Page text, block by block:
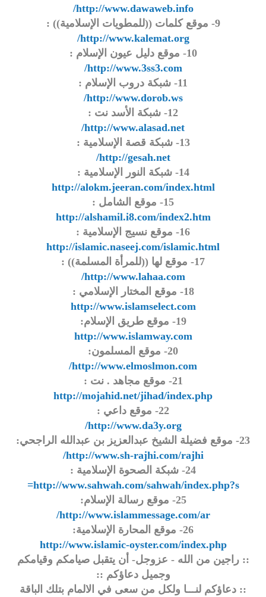
http://www.dawaweb.info/
9- موقع كلمات ((للمطويات الإسلامية)) :
http://www.kalemat.org/
10- موقع دليل عيون الإسلام :
http://www.3ss3.com/
11- شبكة دروب الإسلام :
http://www.dorob.ws/
12- شبكة الأسد نت :
http://www.alasad.net/
13- شبكة قصة الإسلامية :
http://gesah.net/
14- شبكة النور الإسلامية :
http://alokm.jeeran.com/index.html
15- موقع الشامل :
http://alshamil.i8.com/index2.htm
16- موقع نسيج الإسلامية :
http://islamic.naseej.com/islamic.html
17- موقع لها ((للمرأة المسلمة)) :
http://www.lahaa.com/
18- موقع المختار الإسلامي :
http://www.islamselect.com
19- موقع طريق الإسلام:
http://www.islamway.com
20- موقع المسلمون:
http://www.elmoslmon.com/
21- موقع مجاهد . نت :
http://mojahid.net/jihad/index.php
22- موقع داعي :
http://www.da3y.org/
23- موقع فضيلة الشيخ عبدالعزيز بن عبدالله الراجحي:
http://www.sh-rajhi.com/rajhi/
24- شبكة الصحوة الإسلامية :
http://www.sahwah.com/sahwah/index.php?s=
25- موقع رسالة الإسلام:
http://www.islammessage.com/ar/
26- موقع المحارة الإسلامية:
http://www.islamic-oyster.com/index.php
:: راجين من الله - عزوجل- أن يتقبل صيامكم وقيامكم
وجميل دعاؤكم ::
:: دعاؤكم لنـــا ولكل من سعى في الالمام بتلك الباقة